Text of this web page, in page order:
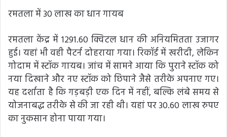
रमतला में 30 लाख का धान गायब
रमतला केंद्र में 1291.60 क्विटल धान की अनियमितता उजागर
हुई। यहां भी वही पैटर्न दोहराया गया। रिकॉर्ड में खरीदी, लेकिन
गोदाम में स्टॉक गायब। जांच में सामने आया कि पुराने स्टॉक को
नया दिखाने और नए स्टॉक को छिपाने जैसे तरीके अपनाए गए।
यह दर्शाता है कि गड़बड़ी एक दिन में नहीं, बल्कि लंबे समय से
योजनाबद्ध तरीके से की जा रही थी। यहां पर 30.60 लाख रुपए
का नुकसान होना पाया गया।